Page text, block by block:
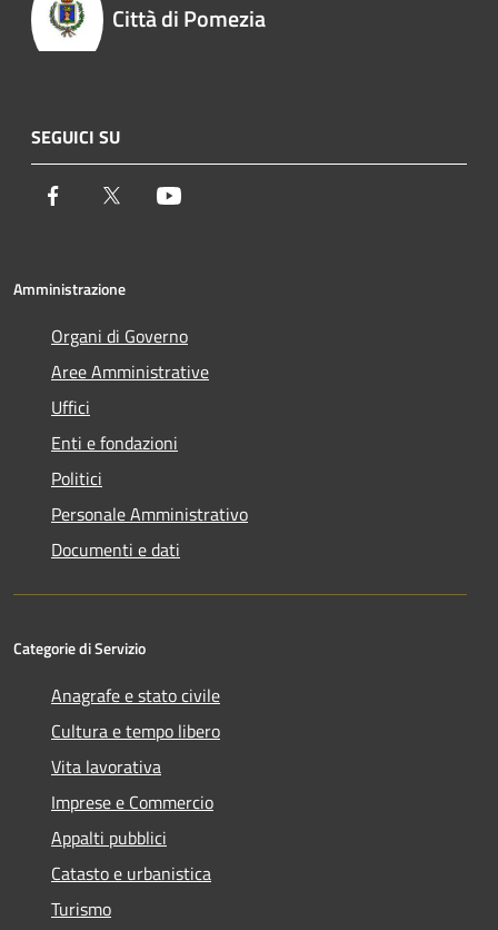
Città di Pomezia
SEGUICI SU
Facebook Twitter
Amministrazione
Organi di Governo
Aree Amministrative
Uffici
Enti e fondazioni
Politici
Personale Amministrativo
Documenti e dati
Categorie di Servizio
Anagrafe e stato civile
Cultura e tempo libero
Vita lavorativa
Imprese e Commercio
Appalti pubblici
Catasto e urbanistica
Turismo